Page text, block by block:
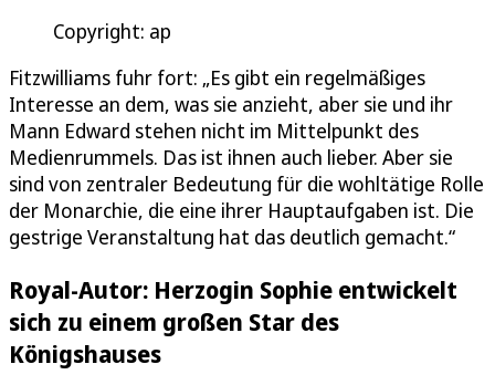
Copyright: ap
Fitzwilliams fuhr fort: „Es gibt ein regelmäßiges
Interesse an dem, was sie anzieht, aber sie und ihr
Mann Edward stehen nicht im Mittelpunkt des
Medienrummels. Das ist ihnen auch lieber. Aber sie
sind von zentraler Bedeutung für die wohltätige Rolle
der Monarchie, die eine ihrer Hauptaufgaben ist. Die
gestrige Veranstaltung hat das deutlich gemacht.“
Royal-Autor: Herzogin Sophie entwickelt
sich zu einem großen Star des
Königshauses